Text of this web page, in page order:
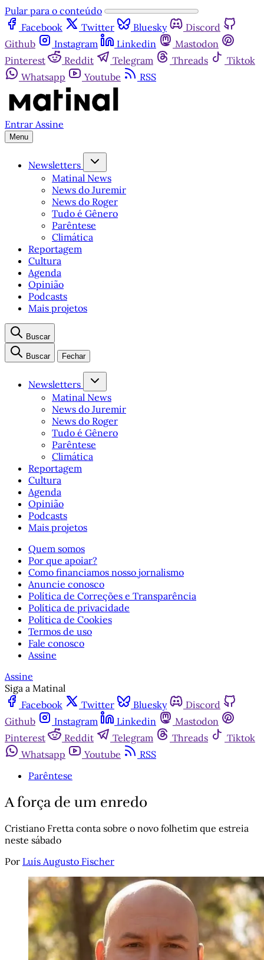
Pular para o conteúdo
Facebook
Twitter Bluesky
Discord
Github
Instagram Linkedin
Mastodon
Pinterest
Reddit Telegram Threads
Tiktok
Whatsapp
Youtube RSS
Entrar Assine
Menu
Newsletters
Matinal News
News do Juremir
News do Roger
Tudo é Gênero
Parêntese
Climática
Reportagem
Cultura
Agenda
Opinião
Podcasts
Mais projetos
Buscar
Buscar Fechar
Newsletters
Matinal News
News do Juremir
News do Roger
Tudo é Gênero
Parêntese
Climática
Reportagem
Cultura
Agenda
Opinião
Podcasts
Mais projetos
Quem somos
Por que apoiar?
Como financiamos nosso jornalismo
Anuncie conosco
Política de Correções e Transparência
Política de privacidade
Política de Cookies
Termos de uso
Fale conosco
Assine
Assine
Siga a Matinal
Facebook
Twitter Bluesky
Discord
Github
Instagram Linkedin
Mastodon
Pinterest
Reddit Telegram Threads
Tiktok
Whatsapp
Youtube
RSS
Parêntese
A força de um enredo
Cristiano Fretta conta sobre o novo folhetim que estreia
neste sábado
Por Luís Augusto Fischer